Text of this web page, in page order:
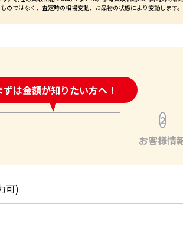
ではなく、査定時の相場変動、お品物の状態により変動します。
ずは金額が知りたい方へ！
受付中!問い合わせフォーム
2
お客様情
可)